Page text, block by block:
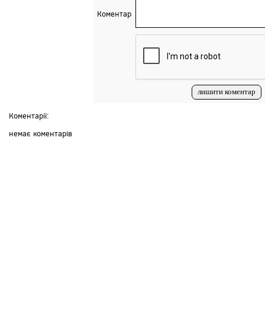
Коментар
Коментарії:
немає коментарів